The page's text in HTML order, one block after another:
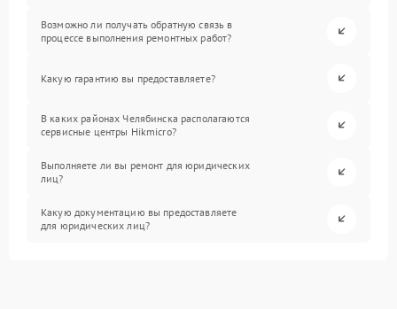
Возможно ли получать обратную связь в
процессе выполнения ремонтных работ?
Какую гарантию вы предоставляете?
В каких районах Челябинска располагаются
сервисные центры Hikmicro?
Выполняете ли вы ремонт для юридических
лиц?
Какую документацию вы предоставляете
для юридических лиц?